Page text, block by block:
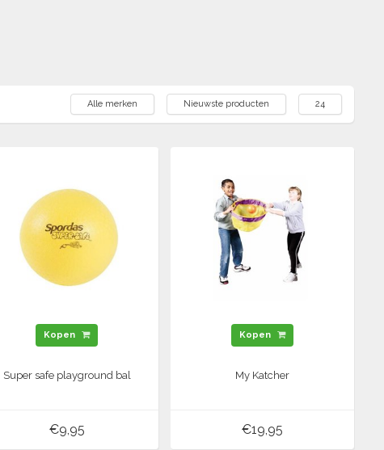
Alle merken Nieuwste producten 24
Kopen
Super safe playground bal
€9,95
Kopen
My Katcher
€19,95